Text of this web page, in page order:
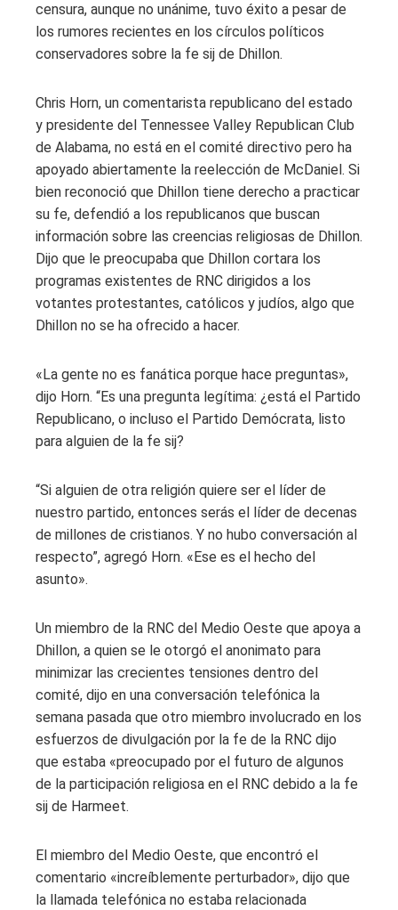
censura, aunque no unánime, tuvo éxito a pesar de
los rumores recientes en los círculos políticos
conservadores sobre la fe sij de Dhillon.
Chris Horn, un comentarista republicano del estado
y presidente del Tennessee Valley Republican Club
de Alabama, no está en el comité directivo pero ha
apoyado abiertamente la reelección de McDaniel. Si
bien reconoció que Dhillon tiene derecho a practicar
su fe, defendió a los republicanos que buscan
información sobre las creencias religiosas de Dhillon.
Dijo que le preocupaba que Dhillon cortara los
programas existentes de RNC dirigidos a los
votantes protestantes, católicos y judíos, algo que
Dhillon no se ha ofrecido a hacer.
«La gente no es fanática porque hace preguntas»,
dijo Horn. “Es una pregunta legítima: ¿está el Partido
Republicano, o incluso el Partido Demócrata, listo
para alguien de la fe sij?
“Si alguien de otra religión quiere ser el líder de
nuestro partido, entonces serás el líder de decenas
de millones de cristianos. Y no hubo conversación al
respecto”, agregó Horn. «Ese es el hecho del
asunto».
Un miembro de la RNC del Medio Oeste que apoya a
Dhillon, a quien se le otorgó el anonimato para
minimizar las crecientes tensiones dentro del
comité, dijo en una conversación telefónica la
semana pasada que otro miembro involucrado en los
esfuerzos de divulgación por la fe de la RNC dijo
que estaba «preocupado por el futuro de algunos
de la participación religiosa en el RNC debido a la fe
sij de Harmeet.
El miembro del Medio Oeste, que encontró el
comentario «increíblemente perturbador», dijo que
la llamada telefónica no estaba relacionada